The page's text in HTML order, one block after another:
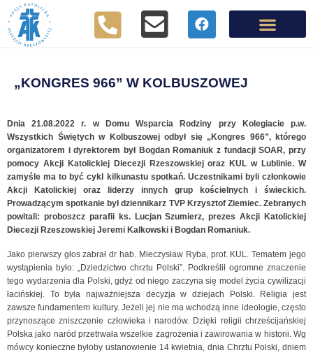
„KONGRES 966” W KOLBUSZOWEJ
Dnia 21.08.2022 r. w Domu Wsparcia Rodziny przy Kolegiacie p.w.
Wszystkich Świętych w Kolbuszowej odbył się „Kongres 966”, którego
organizatorem i dyrektorem był Bogdan Romaniuk z fundacji SOAR, przy
pomocy Akcji Katolickiej Diecezji Rzeszowskiej oraz KUL w Lublinie. W
zamyśle ma to być cykl kilkunastu spotkań. Uczestnikami byli członkowie
Akcji Katolickiej oraz liderzy innych grup kościelnych i świeckich.
Prowadzącym spotkanie był dziennikarz TVP Krzysztof Ziemiec. Zebranych
powitali: proboszcz parafii ks. Lucjan Szumierz, prezes Akcji Katolickiej
Diecezji Rzeszowskiej Jeremi Kalkowski i Bogdan Romaniuk.
Jako pierwszy głos zabrał dr hab. Mieczysław Ryba, prof. KUL. Tematem jego
wystąpienia było: „Dziedzictwo chrztu Polski”. Podkreślił ogromne znaczenie
tego wydarzenia dla Polski, gdyż od niego zaczyna się model życia cywilizacji
łacińskiej. To była najważniejsza decyzja w dziejach Polski. Religia jest
zawsze fundamentem kultury. Jeżeli jej nie ma wchodzą inne ideologie, często
przynoszące zniszczenie człowieka i narodów. Dzięki religii chrześcijańskiej
Polska jako naród przetrwała wszelkie zagrożenia i zawirowania w historii. Wg
mówcy konieczne byłoby ustanowienie 14 kwietnia, dnia Chrztu Polski, dniem